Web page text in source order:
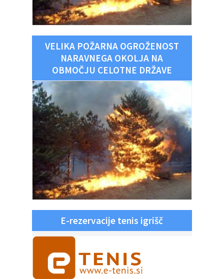
VELIKA POŽARNA OGROŽENOST
NARAVNEGA OKOLJA NA
OBMOČJU CELOTNE DRŽAVE
E-rezervacije tenis igrišč